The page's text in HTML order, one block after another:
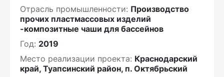
Отрасль промышленности: Производство
прочих пластмассовых изделий
-композитные чаши для бассейнов
Год: 2019
Место реализации проекта: Краснодарский
край, Туапсинский район, п. Октябрьский